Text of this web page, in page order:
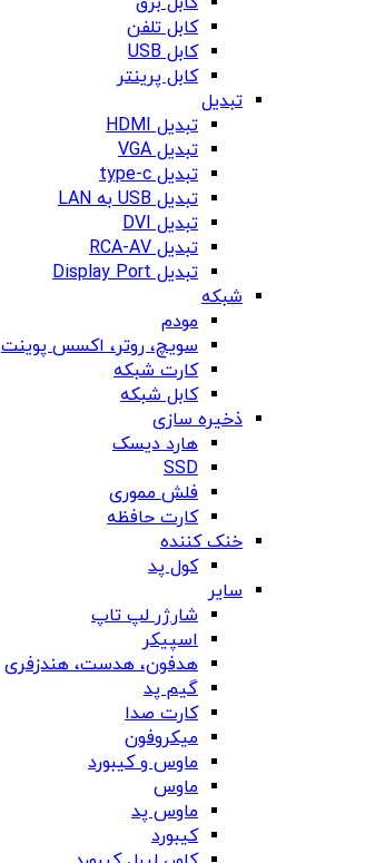
کابل تلفن
کابل USB
کابل پرینتر
تبدیل
تبدیل HDMI
تبدیل VGA
تبدیل type-c
تبدیل USB به LAN
تبدیل DVI
تبدیل RCA-AV
تبدیل Display Port
شبکه
مودم
سویچ، روتر، اکسس پوینت
کارت شبکه
کابل شبکه
ذخیره سازی
هارد دیسک
SSD
فلش مموری
کارت حافظه
خنک کننده
کول پد
سایر
شارژر لپ تاپ
اسپیکر
هدفون، هدست، هندزفری
گیم پد
کارت صدا
میکروفون
ماوس و کیبورد
ماوس
ماوس پد
کیبورد